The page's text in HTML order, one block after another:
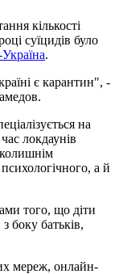
кількості
суїцидів було
.
є карантин", -
на
локдаунів
колишнім
а й
того, що діти
боку батьків,
мереж, онлайн-